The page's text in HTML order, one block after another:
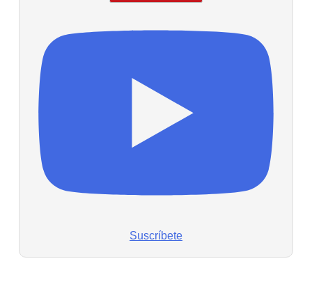
Suscríbete